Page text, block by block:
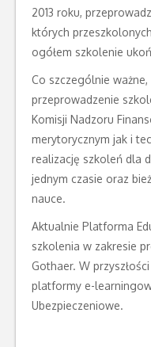
2013 roku,
których
ogółem szkolenie
Co szczególnie
przeprowadzenie
Komisji Nadzoru
merytorycznym jak i
realizację szkoleń dla
jednym czasie oraz
nauce.
Aktualnie Platforma
szkolenia w zakresie
Gothaer. W
platformy e-
Ubezpieczeniowe.